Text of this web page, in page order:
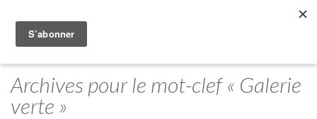
Archives pour le mot-clef « Galerie
verte »